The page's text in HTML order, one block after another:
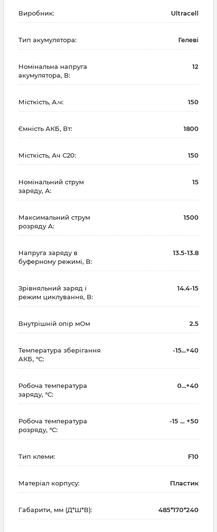
Виробник: Ultracell
Тип акумулятора: Гелеві
Номінальна напруга
акумулятора, В:
12
Місткість, А.ч: 150
Ємність АКБ, Вт: 1800
Місткість, Ач С20: 150
Номінальний струм
заряду, А:
15
Максимальний струм
розряду А:
1500
Напруга заряду в
буферному режимі, В:
13.5-13.8
Зрівняльний заряд і
режим циклування, В:
14.4-15
Внутрішній опір мОм 2.5
Температура зберігання
АКБ, °C:
-15...+40
Робоча температура
заряду, °C:
0...+40
Робоча температура
розряду, °C:
-15 ... +50
Тип клеми: F10
Матеріал корпусу: Пластик
Габарити, мм (Д*Ш*В): 485*170*240